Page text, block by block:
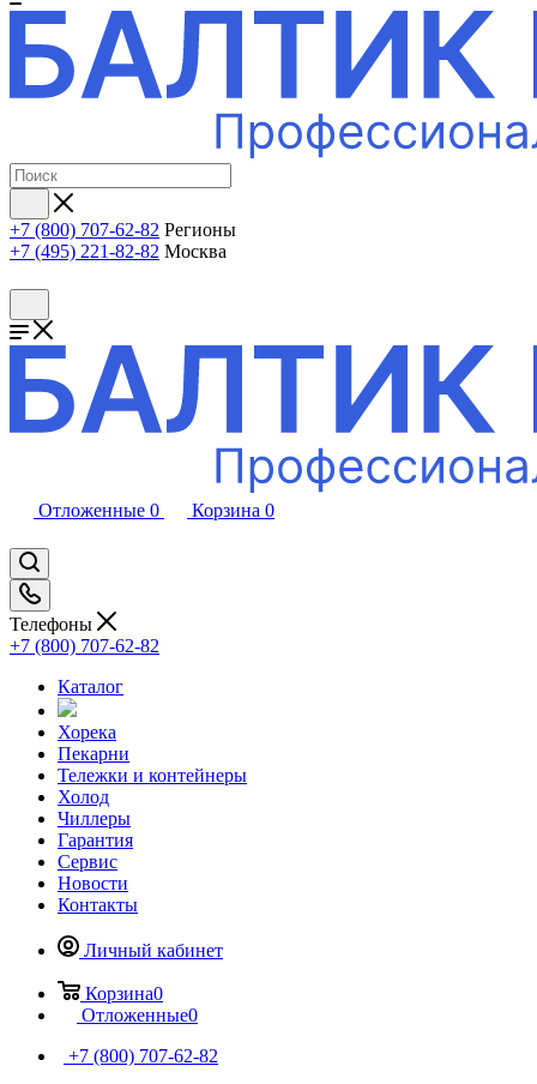
+7 (800) 707-62-82 Регионы
+7 (495) 221-82-82 Москва
Отложенные 0 Корзина 0
Телефоны
+7 (800) 707-62-82
Каталог
Хорека
Пекарни
Тележки и контейнеры
Холод
Чиллеры
Гарантия
Сервис
Новости
Контакты
Личный кабинет
Корзина0
Отложенные0
+7 (800) 707-62-82